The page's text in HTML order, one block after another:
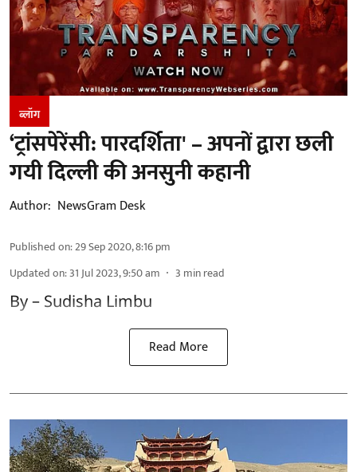
ब्लॉग
‘ट्रांसपेरेंसी: पारदर्शिता' – अपनों द्वारा छली
गयी दिल्ली की अनसुनी कहानी
Author: NewsGram Desk
Published on:29 Sep 2020, 8:16 pm
Updated on:31 Jul 2023, 9:50 am 3 min read
By – Sudisha Limbu
Read More